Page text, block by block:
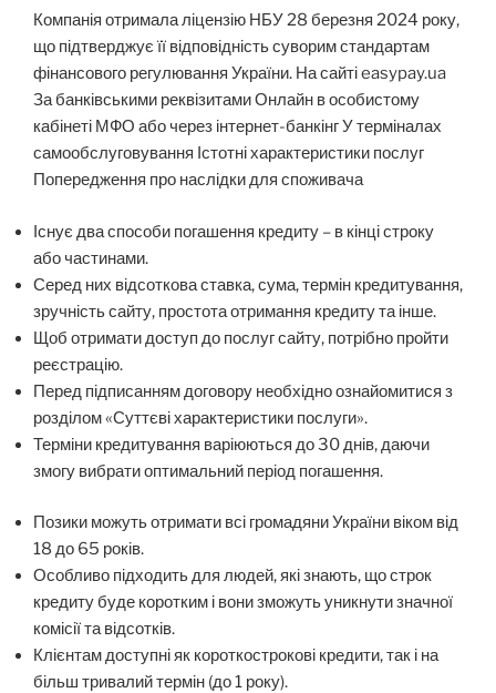
Компанія отримала ліцензію НБУ 28 березня 2024 року,
що підтверджує її відповідність суворим стандартам
фінансового регулювання України. На сайті easypay.ua
За банківськими реквізитами Онлайн в особистому
кабінеті МФО або через інтернет-банкінг У терміналах
самообслуговування Істотні характеристики послуг
Попередження про наслідки для споживача
Існує два способи погашення кредиту – в кінці строку
або частинами.
Серед них відсоткова ставка, сума, термін кредитування,
зручність сайту, простота отримання кредиту та інше.
Щоб отримати доступ до послуг сайту, потрібно пройти
реєстрацію.
Перед підписанням договору необхідно ознайомитися з
розділом «Суттєві характеристики послуги».
Терміни кредитування варіюються до 30 днів, даючи
змогу вибрати оптимальний період погашення.
Позики можуть отримати всі громадяни України віком від
18 до 65 років.
Особливо підходить для людей, які знають, що строк
кредиту буде коротким і вони зможуть уникнути значної
комісії та відсотків.
Клієнтам доступні як короткострокові кредити, так і на
більш тривалий термін (до 1 року).